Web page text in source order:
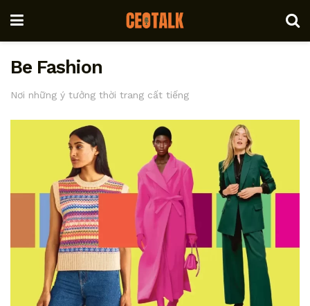
Be Fashion
Nơi những ý tưởng thời trang cất tiếng